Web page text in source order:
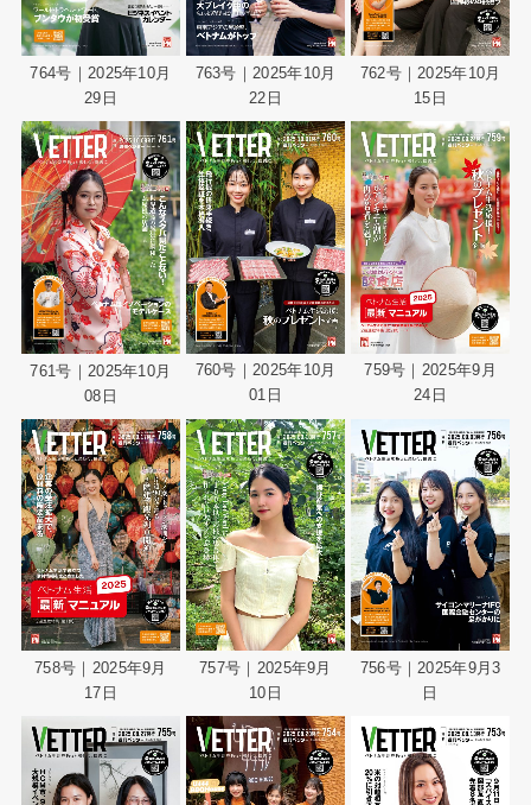
764号｜2025年10月
29日
763号｜2025年10月
22日
762号｜2025年10月
15日
761号｜2025年10月
08日
760号｜2025年10月
01日
759号｜2025年9月
24日
758号｜2025年9月
17日
757号｜2025年9月
10日
756号｜2025年9月3
日